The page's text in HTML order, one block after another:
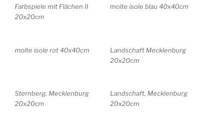
Farbspiele mit Flächen II
20x20cm
molte isole blau 40x40cm
molte isole rot 40x40cm
Landschaft Mecklenburg
20x20cm
Sternberg, Mecklenburg
20x20cm
Landschaft, Mecklenburg
20x20cm